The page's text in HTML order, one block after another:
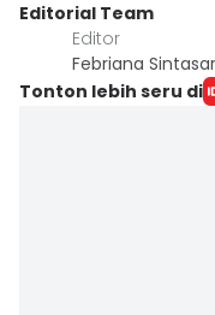
Editorial Team
Editor
Febriana
Tonton lebih seru di